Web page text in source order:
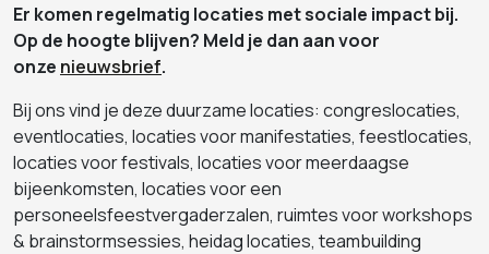
Er komen regelmatig locaties met sociale impact bij.
Op de hoogte blijven? Meld je dan aan voor
onze nieuwsbrief.
Bij ons vind je deze duurzame locaties: congreslocaties,
eventlocaties, locaties voor manifestaties, feestlocaties,
locaties voor festivals, locaties voor meerdaagse
bijeenkomsten, locaties voor een
personeelsfeestvergaderzalen, ruimtes voor workshops
& brainstormsessies, heidag locaties, teambuilding